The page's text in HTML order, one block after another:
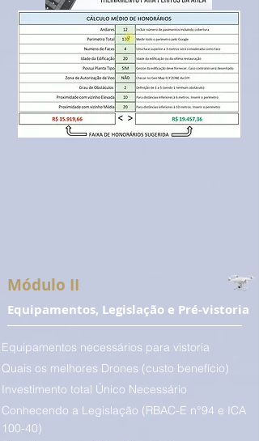
Equipamentos, Legislação e Pré-vistoria
Módulo II
Equipamentos necessários para vistoria
Quais os melhores Drones (custo benefício)
Investimento total Único Necessário
Conhecendo a Legislação (RBAC-E n°94 e ICA
100-40)